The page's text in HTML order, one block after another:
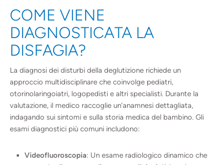
COME VIENE
DIAGNOSTICATA LA
DISFAGIA?
La diagnosi dei disturbi della deglutizione richiede un
approccio multidisciplinare che coinvolge pediatri,
otorinolaringoiatri, logopedisti e altri specialisti. Durante la
valutazione, il medico raccoglie un’anamnesi dettagliata,
indagando sui sintomi e sulla storia medica del bambino. Gli
esami diagnostici più comuni includono:
Videofluoroscopia: Un esame radiologico dinamico che